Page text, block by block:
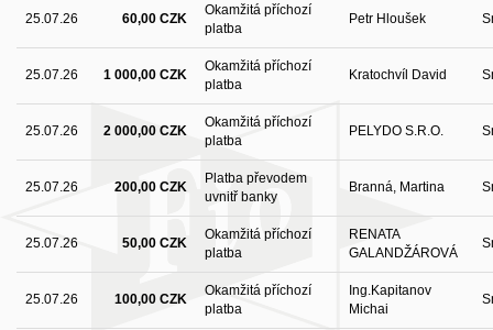
25.07.26 60,00 CZK
Okamžitá příchozí
platba
Petr Hloušek
25.07.26 1 000,00 CZK
Okamžitá příchozí
platba
Kratochvíl David
25.07.26 2 000,00 CZK
Okamžitá příchozí
platba
PELYDO S.R.O.
25.07.26 200,00 CZK
Platba převodem
uvnitř banky
Branná, Martina
25.07.26 50,00 CZK
Okamžitá příchozí
platba
RENATA
GALANDŽÁROVÁ
25.07.26 100,00 CZK
Okamžitá příchozí
platba
Ing.Kapitanov
Michai